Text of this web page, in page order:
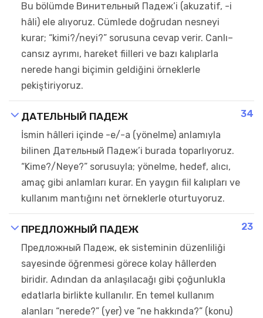
Bu bölümde Винительный Падеж’i (akuzatif, -i
hâli) ele alıyoruz. Cümlede doğrudan nesneyi
kurar; “kimi?/neyi?” sorusuna cevap verir. Canlı–
cansız ayrımı, hareket fiilleri ve bazı kalıplarla
nerede hangi biçimin geldiğini örneklerle
pekiştiriyoruz.
ДАТЕЛЬНЫЙ ПАДЕЖ
İsmin hâlleri içinde -e/-a (yönelme) anlamıyla
bilinen Дательный Падеж’i burada toparlıyoruz.
“Kime?/Neye?” sorusuyla; yönelme, hedef, alıcı,
amaç gibi anlamları kurar. En yaygın fiil kalıpları ve
kullanım mantığını net örneklerle oturtuyoruz.
34
ПРЕДЛОЖНЫЙ ПАДЕЖ
Предложный Падеж, ek sisteminin düzenliliği
sayesinde öğrenmesi görece kolay hâllerden
biridir. Adından da anlaşılacağı gibi çoğunlukla
edatlarla birlikte kullanılır. En temel kullanım
alanları “nerede?” (yer) ve “ne hakkında?” (konu)
23